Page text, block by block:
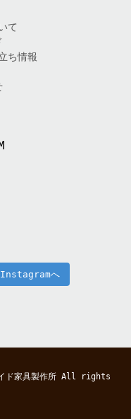
て
ち情報
Instagramへ
ド家具製作所All rights